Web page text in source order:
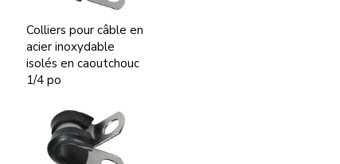
Colliers pour câble en
acier inoxydable
isolés en caoutchouc
1/4 po